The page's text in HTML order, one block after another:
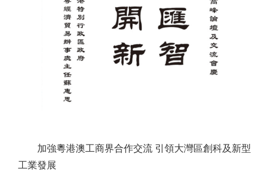
加強粵港澳工商界合作交流 引領大灣區創科及新型
工業發展